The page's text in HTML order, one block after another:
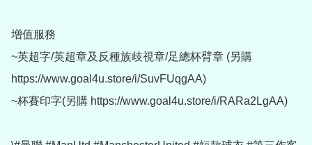
增值服務
~英超字/英超章及反種族歧視章/足總杯臂章 (另購
https://www.goal4u.store/i/SuvFUqgAA)
~杯賽印字(另購 https://www.goal4u.store/i/RARa2LgAA)